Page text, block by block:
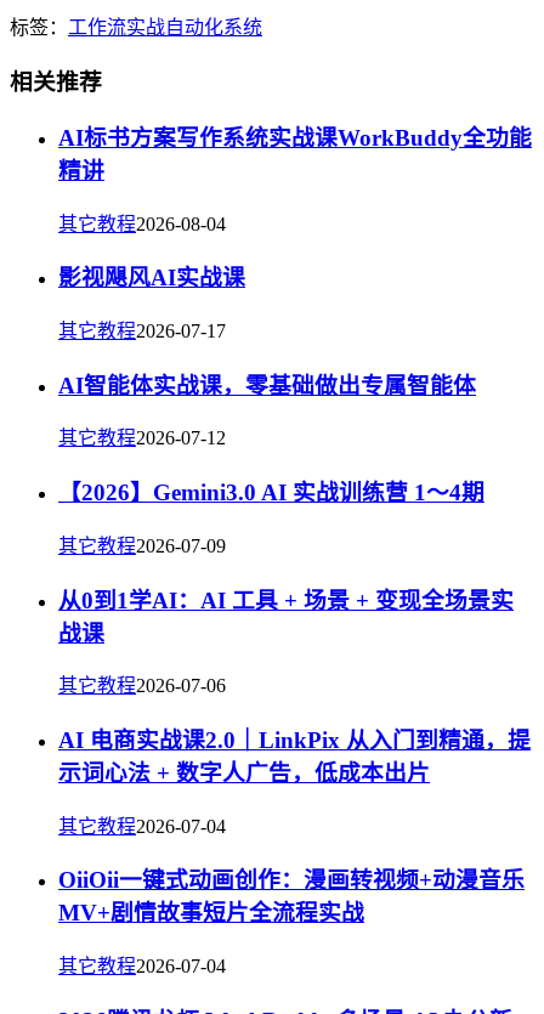
标签： 工作流实战自动化系统
相关推荐
AI标书方案写作系统实战课WorkBuddy全功能
精讲
其它教程2026-08-04
影视飓风AI实战课
其它教程2026-07-17
AI智能体实战课，零基础做出专属智能体
其它教程2026-07-12
【2026】Gemini3.0 AI 实战训练营 1～4期
其它教程2026-07-09
从0到1学AI：AI 工具 + 场景 + 变现全场景实
战课
其它教程2026-07-06
AI 电商实战课2.0｜LinkPix 从入门到精通，提
示词心法 + 数字人广告，低成本出片
其它教程2026-07-04
OiiOii一键式动画创作：漫画转视频+动漫音乐
MV+剧情故事短片全流程实战
其它教程2026-07-04